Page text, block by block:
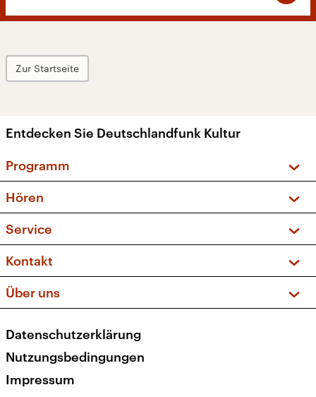
Zur Startseite
Entdecken Sie Deutschlandfunk Kultur
Programm
Sendungen und Podcasts
Musikliste
Kakadu – Das Kinderprogramm
Hören
Frequenzen (UKW + DAB+)
Service
FAQ
Apps
Newsletter
Veranstaltungen
Kontakt
Social Media
Über uns
Presse
Karriere
Transparenz
Datenschutzerklärung
Nutzungsbedingungen
Impressum